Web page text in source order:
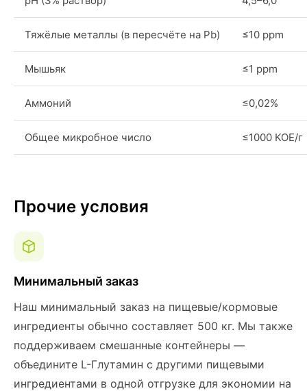
Тяжёлые металлы (в пересчёте на Pb) ≤10 ppm
Мышьяк ≤1 ppm
Аммоний ≤0,02%
Общее микробное число ≤1000 КОЕ/г
Прочие условия
Минимальный заказ
Наш минимальный заказ на пищевые/кормовые
ингредиенты обычно составляет 500 кг. Мы также
поддерживаем смешанные контейнеры —
объедините L-Глутамин с другими пищевыми
ингредиентами в одной отгрузке для экономии на